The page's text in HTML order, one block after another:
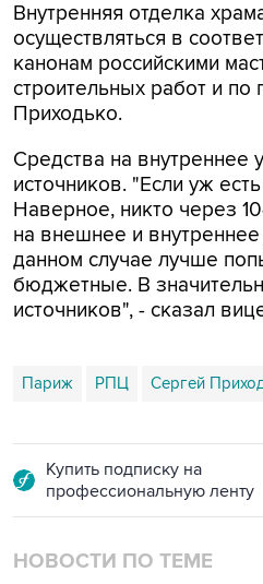
Внутренняя отделка
осуществляться в
канонам российскими
строительных работ и
Приходько.
Средства на
источников. "Если уж
Наверное, никто через
на внешнее и
данном случае лучше
бюджетные. В
источников", - сказал
Париж РПЦ Сергей
Купить подписку на
профессиональную ленту
НОВОСТИ ПО ТЕМЕ